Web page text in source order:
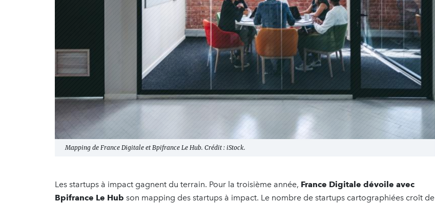
Mapping de France Digitale et Bpifrance Le Hub. Crédit : iStock.
Les startups à impact gagnent du terrain. Pour la troisième année, France Digitale dévoile avec
Bpifrance Le Hub son mapping des startups à impact. Le nombre de startups cartographiées croît de